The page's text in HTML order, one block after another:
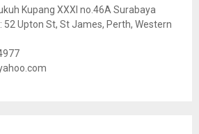
Kupang XXXI no.46A Surabaya
: 52 Upton St, St James, Perth, Western